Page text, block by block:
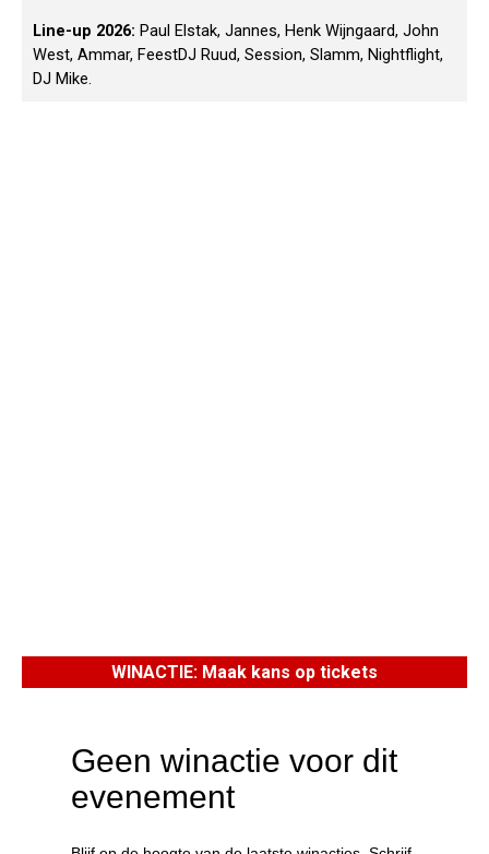
Line-up 2026: Paul Elstak, Jannes, Henk Wijngaard, John
West, Ammar, FeestDJ Ruud, Session, Slamm, Nightflight,
DJ Mike.
WINACTIE: Maak kans op tickets